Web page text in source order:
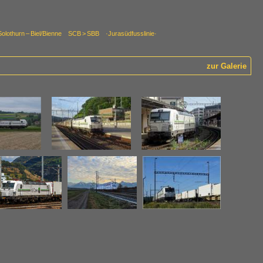
– Biel/Bienne SCB > SBB ·Jurasüdfusslinie·
zur Galerie